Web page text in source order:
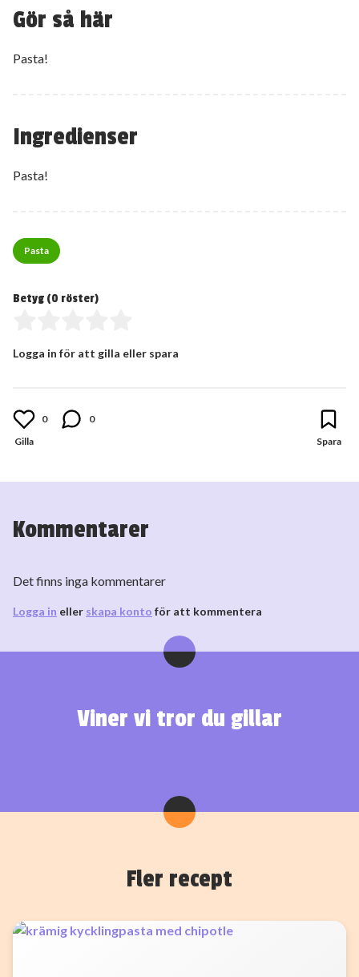
Ingredienser
Pasta!
Gör så här
Pasta!
Pasta
Betyg (0 röster)
Logga in för att gilla eller spara
0 0
Kommentarer
Det finns inga kommentarer
Logga in eller skapa konto för att kommentera
Viner vi tror du gillar
Fler recept